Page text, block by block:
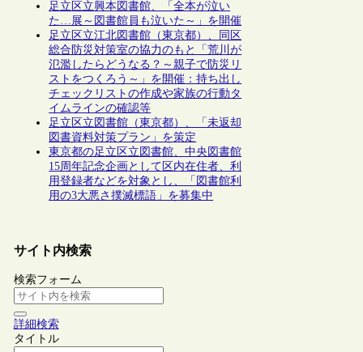
足立区立興本図書館、「全本が泣い
た…展～図書館員も泣いた～」を開催
足立区立江北図書館（東京都）、同区
総合防災対策室の協力のもと「荒川が
氾濫したらどうなる？～親子で防災リ
ストをつくろう～」を開催：持ち出し
チェックリストの作成や家族の行動タ
イムラインの確認等
足立区立図書館（東京都）、「未返却
図書資料対策プラン」を策定
東京都の足立区立図書館、中央図書館
15周年記念企画として区内在住者、利
用登録者などを対象とし、「図書館利
用の3大悪さ撲滅標語」を募集中
サイト内検索
検索フォーム
詳細検索
タイトル